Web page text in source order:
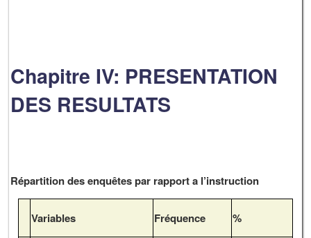
Chapitre IV: PRESENTATION
DES RESULTATS
Répartition des enquêtes par rapport a l’instruction
Variables Fréquence %